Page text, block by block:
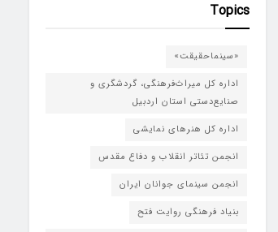
Topics
«سینماحقیقت»
اداره کل میراث‌فرهنگی، گردشگری و
صنایع‌دستی استان اردبیل
اداره کل هنرهای نمایشی
انجمن تئاتر انقلاب و دفاع مقدس
انجمن سینمای جوانان ایران
بنیاد فرهنگی روایت فتح